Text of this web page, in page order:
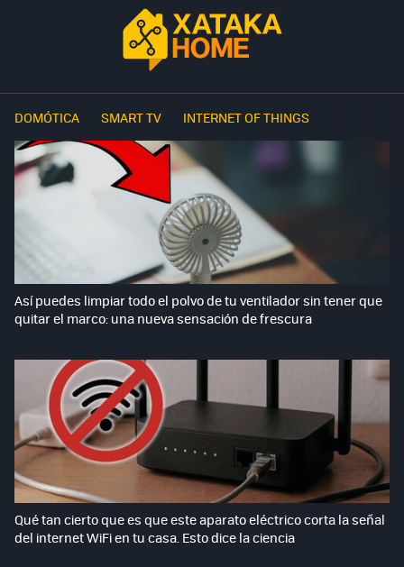
DOMÓTICA SMART TV INTERNET OF THINGS
Así puedes limpiar todo el polvo de tu ventilador sin tener que
quitar el marco: una nueva sensación de frescura
Qué tan cierto que es que este aparato eléctrico corta la señal
del internet WiFi en tu casa. Esto dice la ciencia